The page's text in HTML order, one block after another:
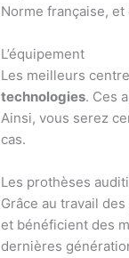
Norme française, et
L’équipement
Les meilleurs
technologies. Ces
Ainsi, vous serez
cas.
Les prothèses
Grâce au travail
et bénéficient des
dernières